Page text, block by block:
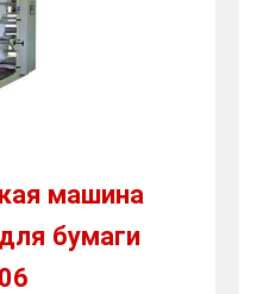
машина
бумаги